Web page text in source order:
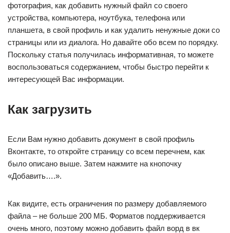
фотография, как добавить нужный файл со своего
устройства, компьютера, ноутбука, телефона или
планшета, в свой профиль и как удалить ненужные доки со
страницы или из диалога. Но давайте обо всем по порядку.
Поскольку статья получилась информативная, то можете
воспользоваться содержанием, чтобы быстро перейти к
интересующей Вас информации.
Как загрузить
Если Вам нужно добавить документ в свой профиль
Вконтакте, то откройте страницу со всем перечнем, как
было описано выше. Затем нажмите на кнопочку
«Добавить….».
Как видите, есть ограничения по размеру добавляемого
файла – не больше 200 МБ. Форматов поддерживается
очень много, поэтому можно добавить файл ворд в вк